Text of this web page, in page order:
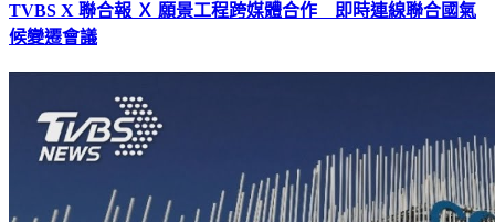
TVBS X 聯合報 Ｘ 願景工程跨媒體合作 即時連線聯合國氣
候變遷會議